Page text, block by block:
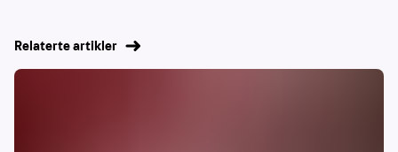
Relaterte artikler